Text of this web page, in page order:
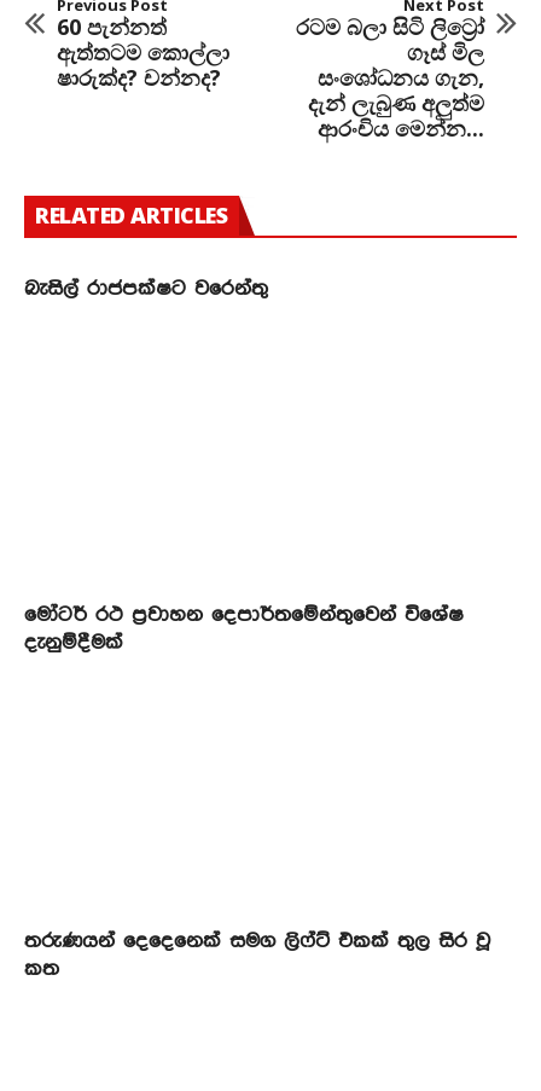
Previous Post
60 පැන්නත්
ඇත්තටම කොල්ලා
ෂාරුක්ද? චන්නද?
Next Post
රටම බලා සිටි ලිට්‍රෝ
ගෑස් මිල
සංශෝධනය ගැන,
දැන් ලැබුණ අලුත්ම
ආරංචිය මෙන්න...
RELATED ARTICLES
බැසිල් රාජපක්ෂට වරෙන්තු
මෝටර් රථ ප්‍රවාහන දෙපාර්තමේන්තුවෙන් විශේෂ
දැනුම්දීමක්
තරුණයන් දෙදෙනෙක් සමග ලිෆ්ට් එකක් තුල සිර වූ
කත